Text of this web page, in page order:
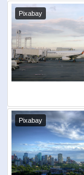
Pixabay
Pixabay